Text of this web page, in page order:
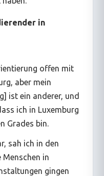
in
offen mit
aber mein
ist ein anderer, und
ich in Luxemburg
Grades bin.
sah ich in den
in
gingen